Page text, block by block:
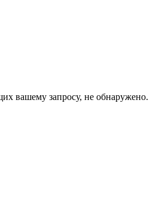
вашему запросу, не обнаружено.